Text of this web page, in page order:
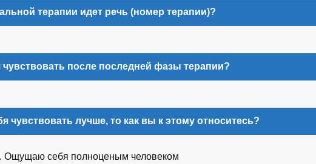
терапии идет речь (номер терапии)?
чувствовать после последней фазы терапии?
чувствовать лучше, то как вы к этому относитесь?
Ощущаю себя полноценым человеком